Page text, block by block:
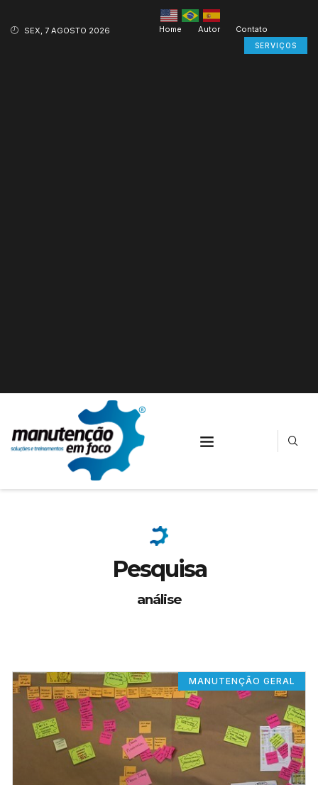
SEX, 7 AGOSTO 2026 Home Autor Contato
SERVIÇOS
Pesquisa
análise
MANUTENÇÃO GERAL